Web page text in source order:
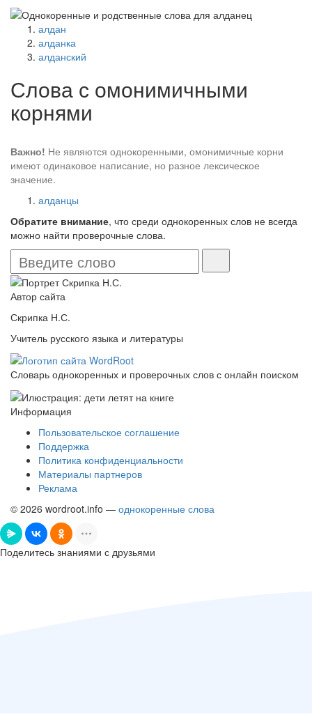
алдан
алданка
алданский
Слова с омонимичными
корнями
Важно! Не являются однокоренными, омонимичные корни
имеют одинаковое написание, но разное лексическое
значение.
алданцы
Обратите внимание, что среди однокоренных слов не всегда
можно найти проверочные слова.
Автор сайта
Скрипка Н.С.
Учитель русского языка и литературы
Словарь однокоренных и проверочных слов с онлайн поиском
Информация
Пользовательское соглашение
Поддержка
Политика конфиденциальности
Материалы партнеров
Реклама
© 2026 wordroot.info — однокоренные слова
Поделитесь знаниями с друзьями